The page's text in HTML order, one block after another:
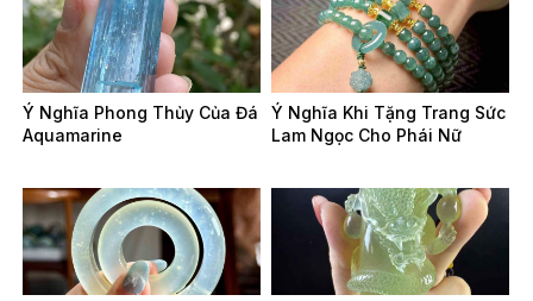
Ý Nghĩa Phong Thủy Của Đá
Aquamarine
Ý Nghĩa Khi Tặng Trang Sức
Lam Ngọc Cho Phái Nữ